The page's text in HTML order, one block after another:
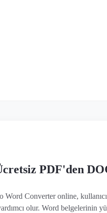
PDF'den
Word Converter online,
olur. Word belgelerinin